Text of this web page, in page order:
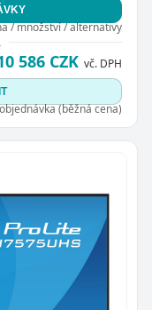
/ množství / alternativy
586 CZK vč. DPH
(běžná cena)